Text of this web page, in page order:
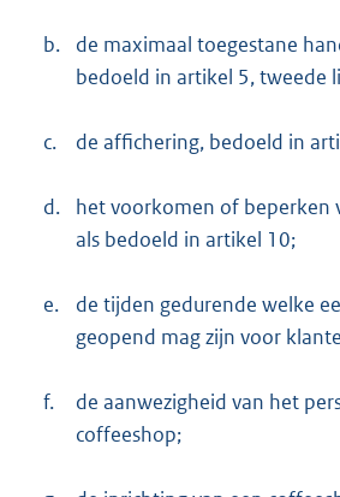
b.
de maximaal toegestane
bedoeld in artikel 5, tweede
c. de affichering, bedoeld in
d.
het voorkomen of beperken
als bedoeld in artikel 10;
e.
de tijden gedurende welke
geopend mag zijn voor
f.
de aanwezigheid van het
coffeeshop;